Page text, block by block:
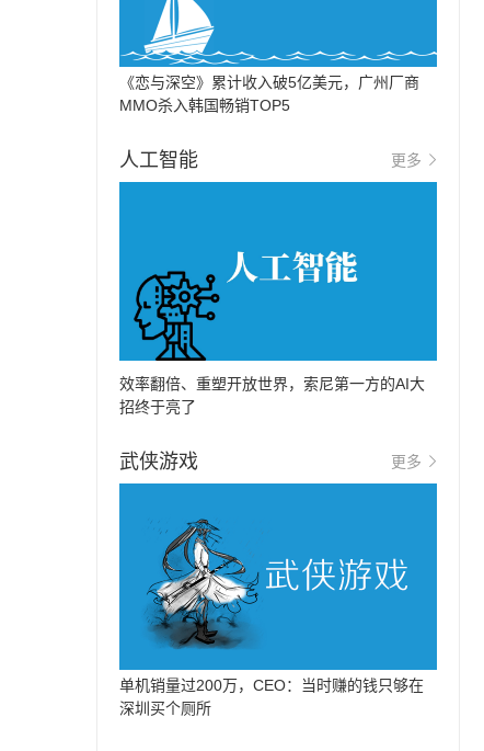
《恋与深空》累计收入破5亿美元，广州厂商
MMO杀入韩国畅销TOP5
人工智能 更多
效率翻倍、重塑开放世界，索尼第一方的AI大
招终于亮了
武侠游戏 更多
单机销量过200万，CEO：当时赚的钱只够在
深圳买个厕所